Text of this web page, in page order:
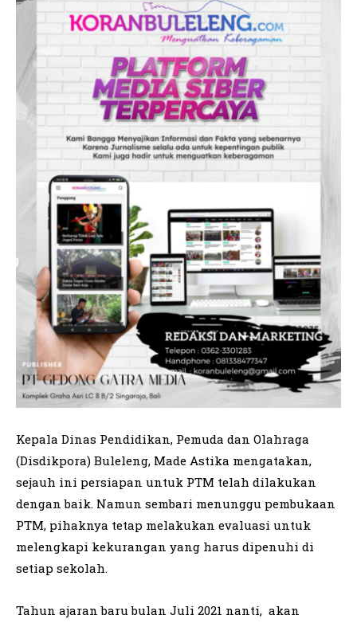
Kepala Dinas Pendidikan, Pemuda dan Olahraga
(Disdikpora) Buleleng, Made Astika mengatakan,
sejauh ini persiapan untuk PTM telah dilakukan
dengan baik. Namun sembari menunggu pembukaan
PTM, pihaknya tetap melakukan evaluasi untuk
melengkapi kekurangan yang harus dipenuhi di
setiap sekolah.
Tahun ajaran baru bulan Juli 2021 nanti, akan